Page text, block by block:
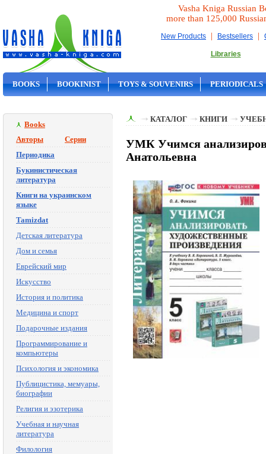
Vasha Kniga Russian
more than 125,000
New Products | Bestsellers |
Libraries
BOOKS BOOKINIST TOYS & SOUVENIRS PERIODICALS
Books
Авторы
Серии
Периодика
Букинистическая
литература
Книги на украинском
языке
Tamizdat
Детская литература
Дом и семья
Еврейский мир
Искусство
История и политика
Медицина и спорт
Подарочные издания
Программирование и
компьютеры
Психология и экономика
Публицистика, мемуары,
биографии
Религия и эзотерика
Учебная и научная
литература
Филология
КАТАЛОГ КНИГИ
УМК Учимся
Анатольевна